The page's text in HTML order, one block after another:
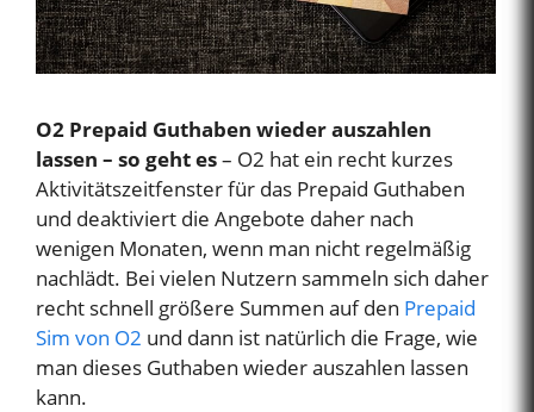
O2 Prepaid Guthaben wieder auszahlen
lassen – so geht es– O2 hat ein recht kurzes
Aktivitätszeitfenster für das Prepaid Guthaben
und deaktiviert die Angebote daher nach
wenigen Monaten, wenn man nicht regelmäßig
nachlädt. Bei vielen Nutzern sammeln sich daher
recht schnell größere Summen auf den Prepaid
Sim von O2 und dann ist natürlich die Frage, wie
man dieses Guthaben wieder auszahlen lassen
kann.